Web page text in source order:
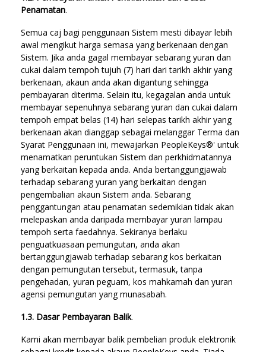
Penamatan.
Semua caj bagi penggunaan Sistem mesti dibayar lebih
awal mengikut harga semasa yang berkenaan dengan
Sistem. Jika anda gagal membayar sebarang yuran dan
cukai dalam tempoh tujuh (7) hari dari tarikh akhir yang
berkenaan, akaun anda akan digantung sehingga
pembayaran diterima. Selain itu, kegagalan anda untuk
membayar sepenuhnya sebarang yuran dan cukai dalam
tempoh empat belas (14) hari selepas tarikh akhir yang
berkenaan akan dianggap sebagai melanggar Terma dan
Syarat Penggunaan ini, mewajarkan PeopleKeys®' untuk
menamatkan peruntukan Sistem dan perkhidmatannya
yang berkaitan kepada anda. Anda bertanggungjawab
terhadap sebarang yuran yang berkaitan dengan
pengembalian akaun Sistem anda. Sebarang
penggantungan atau penamatan sedemikian tidak akan
melepaskan anda daripada membayar yuran lampau
tempoh serta faedahnya. Sekiranya berlaku
penguatkuasaan pemungutan, anda akan
bertanggungjawab terhadap sebarang kos berkaitan
dengan pemungutan tersebut, termasuk, tanpa
pengehadan, yuran peguam, kos mahkamah dan yuran
agensi pemungutan yang munasabah.
1.3. Dasar Pembayaran Balik.
Kami akan membayar balik pembelian produk elektronik